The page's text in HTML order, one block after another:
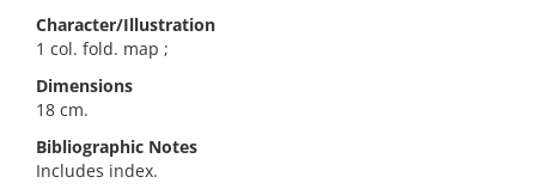
Character/Illustration
1 col. fold. map ;
Dimensions
18 cm.
Bibliographic Notes
Includes index.